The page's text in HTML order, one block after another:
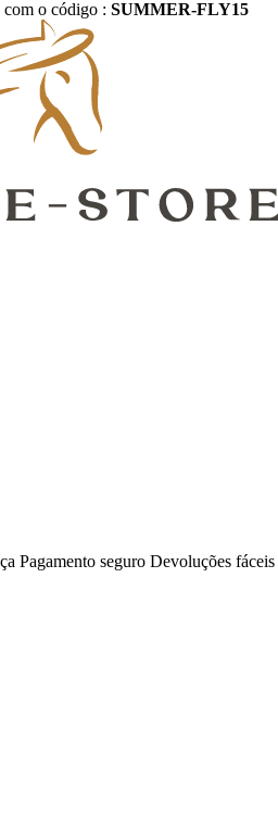
com o código : SUMMER-FLY15
Pagamento seguro Devoluções fáceis